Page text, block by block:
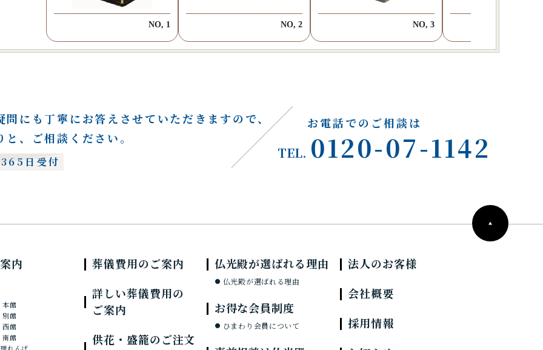
NO, 1 NO, 2 NO, 3
問にも 丁寧にお答えさせていただきますので、
、
ご相談ください。
日受付
お電話でのご相談は
TEL. 0120-07-1142
内
本館
別館
西館
南館
葬儀費用のご案内
詳しい葬儀費用の
ご案内
供花・盛籠のご注文
仏光殿が選ばれる理由
仏光殿が選ばれる理由
お得な会員制度
ひまわり会員について
法人のお客様
会社概要
採用情報